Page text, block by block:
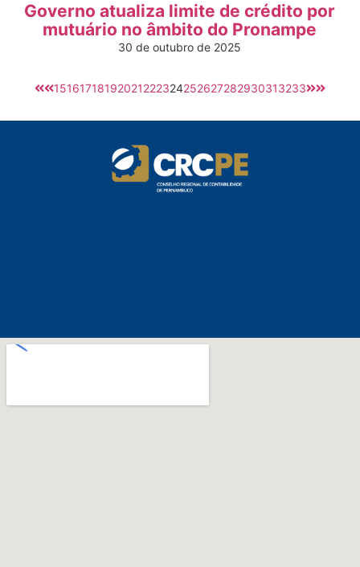
Governo atualiza limite de crédito por
mutuário no âmbito do Pronampe
30 de outubro de 2025
15161718192021222324252627282930313233